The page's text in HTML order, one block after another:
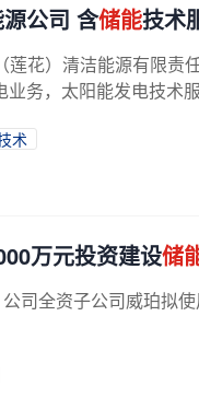
公司 含储能技术
花）清洁能源有限责
业务，太阳能发电技术
术
万元投资建设储
司全资子公司威珀拟